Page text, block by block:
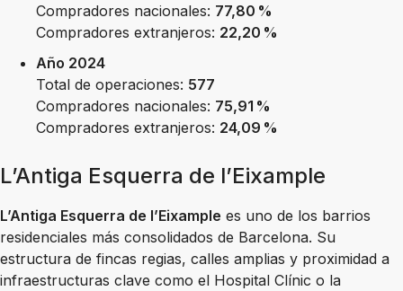
Compradores nacionales: 77,80 %
Compradores extranjeros: 22,20 %
Año 2024
Total de operaciones: 577
Compradores nacionales: 75,91 %
Compradores extranjeros: 24,09 %
L’Antiga Esquerra de l’Eixample
L’Antiga Esquerra de l’Eixample es uno de los barrios
residenciales más consolidados de Barcelona. Su
estructura de fincas regias, calles amplias y proximidad a
infraestructuras clave como el Hospital Clínic o la